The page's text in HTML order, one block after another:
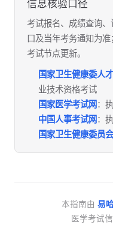
信息核验口径
考试报名、成绩查询
口及当年考务通知为
考试节点更新。
国家卫生健康委人
业技术资格考试
国家医学考试网 ：
中国人事考试网 ：
国家卫生健康委员
本指南由 易
医学考试